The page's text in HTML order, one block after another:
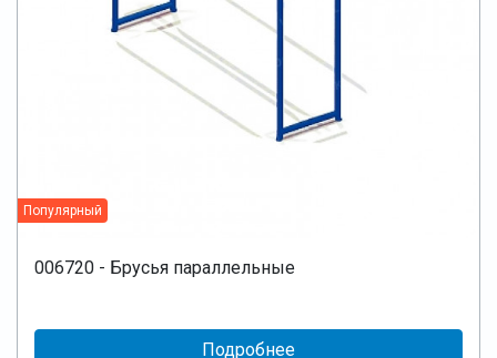
Популярный
006720 - Брусья параллельные
Подробнее